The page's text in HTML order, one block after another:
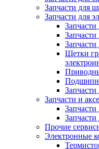
Запчасти для
Запчасти для
Запчасти
Щетки
Запчасти
Запчасти и
Запчасти
Прочие
Электронные